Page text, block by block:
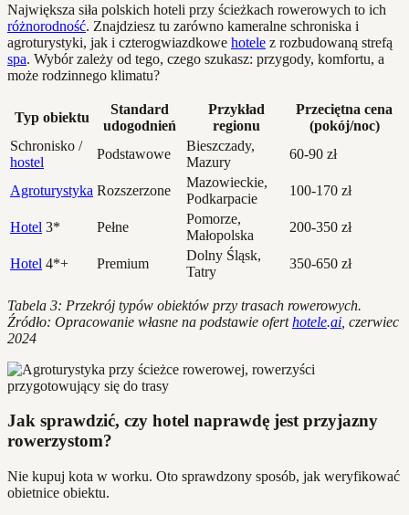
Największa siła polskich hoteli przy ścieżkach rowerowych to ich
różnorodność. Znajdziesz tu zarówno kameralne schroniska i
agroturystyki, jak i czterogwiazdkowe hotele z rozbudowaną strefą
spa. Wybór zależy od tego, czego szukasz: przygody, komfortu, a
może rodzinnego klimatu?
Typ obiektu
Standard
udogodnień
Przykład
regionu
Przeciętna cena
(pokój/noc)
Schronisko /
hostel
Podstawowe
Bieszczady,
Mazury
60-90 zł
Agroturystyka Rozszerzone
Mazowieckie,
Podkarpacie
100-170 zł
Hotel 3* Pełne
Pomorze,
Małopolska
200-350 zł
Hotel 4*+ Premium
Dolny Śląsk,
Tatry
350-650 zł
Tabela 3: Przekrój typów obiektów przy trasach rowerowych.
Źródło: Opracowanie własne na podstawie oferthotele.ai , czerwiec
2024
Jak sprawdzić, czy hotel naprawdę jest przyjazny
rowerzystom?
Nie kupuj kota w worku. Oto sprawdzony sposób, jak weryfikować
obietnice obiektu.